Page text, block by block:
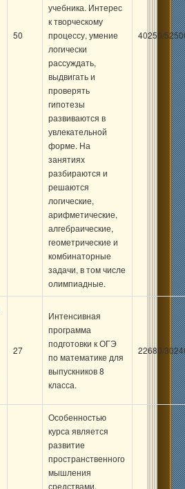
50
учебника. Интерес
к творческому
процессу, умение
логически
рассуждать,
выдвигать и
проверять
гипотезы
развиваются в
увлекательной
форме. На
занятиях
разбираются и
решаются
логические,
арифметические,
алгебраические,
геометрические и
комбинаторные
задачи, в том числе
олимпиадные.
40250/
27
Интенсивная
программа
подготовки к ОГЭ
по математике для
выпускников 8
класса.
22680/
Особенностью
курса является
развитие
пространственного
мышления
средствами,